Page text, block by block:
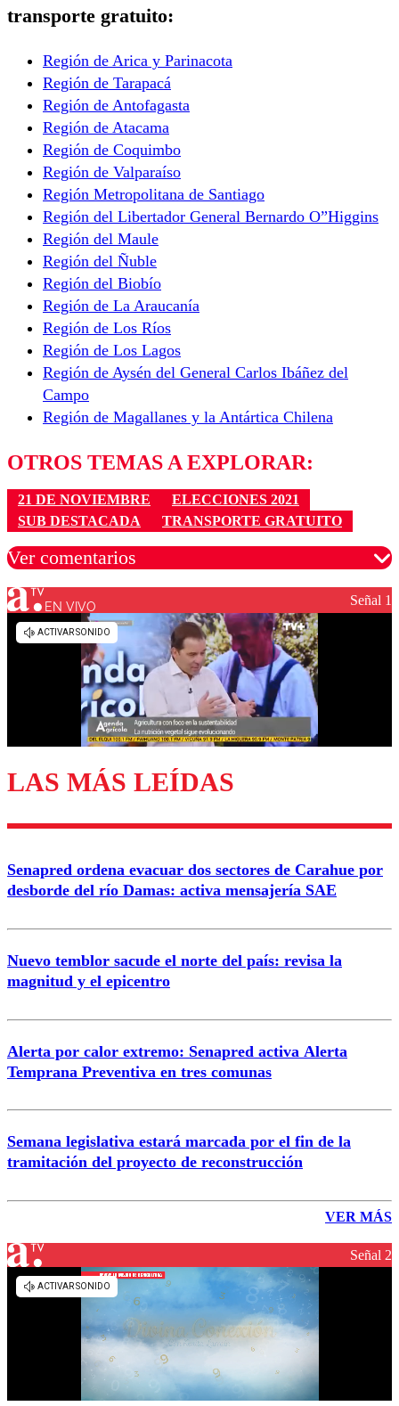
transporte gratuito:
Región de Arica y Parinacota
Región de Tarapacá
Región de Antofagasta
Región de Atacama
Región de Coquimbo
Región de Valparaíso
Región Metropolitana de Santiago
Región del Libertador General Bernardo O”Higgins
Región del Maule
Región del Ñuble
Región del Biobío
Región de La Araucanía
Región de Los Ríos
Región de Los Lagos
Región de Aysén del General Carlos Ibáñez del
Campo
Región de Magallanes y la Antártica Chilena
OTROS TEMAS A EXPLORAR:
21 DE NOVIEMBRE
ELECCIONES 2021
SUB DESTACADA
TRANSPORTE GRATUITO
Ver comentarios
Los comentarios son moderados para garantizar un
diálogo respetuoso.
Enviar comentario
EN VIVO Señal 1
LAS MÁS LEÍDAS
Senapred ordena evacuar dos sectores de Carahue por
desborde del río Damas: activa mensajería SAE
Nuevo temblor sacude el norte del país: revisa la
magnitud y el epicentro
Alerta por calor extremo: Senapred activa Alerta
Temprana Preventiva en tres comunas
Semana legislativa estará marcada por el fin de la
tramitación del proyecto de reconstrucción
VER MÁS
Señal 2